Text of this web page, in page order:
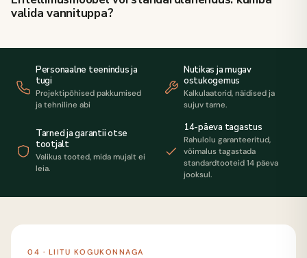
valida vannituppa?
Personaalne teenindus ja
tugi
Projektipõhised pakkumised
ja tehniline abi
Nutikas ja mugav
ostukogemus
Kalkulaatorid, näidised ja
sujuv tarne.
Tarned ja garantii otse
tootjalt
Valikus tooted, mida mujalt ei
leia.
14-päeva tagastus
Rahulolu garanteeritud,
võimalus tagastada
standardtooteid 14 päeva
jooksul.
04 · LIITU KOGUKONNAGA